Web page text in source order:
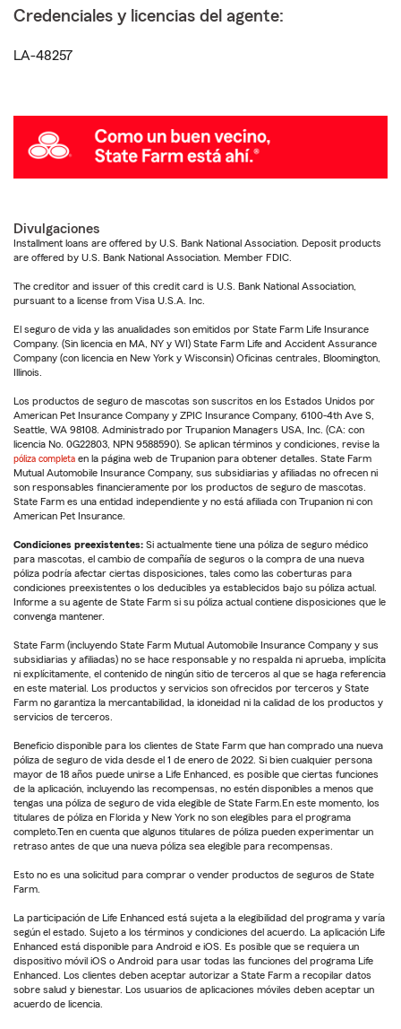
Credenciales y licencias del agente:
LA-48257
Divulgaciones
Installment loans are offered by U.S. Bank National Association. Deposit products
are offered by U.S. Bank National Association. Member FDIC.
The creditor and issuer of this credit card is U.S. Bank National Association,
pursuant to a license from Visa U.S.A. Inc.
El seguro de vida y las anualidades son emitidos por State Farm Life Insurance
Company. (Sin licencia en MA, NY y WI) State Farm Life and Accident Assurance
Company (con licencia en New York y Wisconsin) Oficinas centrales, Bloomington,
Illinois.
Los productos de seguro de mascotas son suscritos en los Estados Unidos por
American Pet Insurance Company y ZPIC Insurance Company, 6100-4th Ave S,
Seattle, WA 98108. Administrado por Trupanion Managers USA, Inc. (CA: con
licencia No. 0G22803, NPN 9588590). Se aplican términos y condiciones, revise la
póliza completa en la página web de Trupanion para obtener detalles. State Farm
Mutual Automobile Insurance Company, sus subsidiarias y afiliadas no ofrecen ni
son responsables financieramente por los productos de seguro de mascotas.
State Farm es una entidad independiente y no está afiliada con Trupanion ni con
American Pet Insurance.
Condiciones preexistentes: Si actualmente tiene una póliza de seguro médico
para mascotas, el cambio de compañía de seguros o la compra de una nueva
póliza podría afectar ciertas disposiciones, tales como las coberturas para
condiciones preexistentes o los deducibles ya establecidos bajo su póliza actual.
Informe a su agente de State Farm si su póliza actual contiene disposiciones que le
convenga mantener.
State Farm (incluyendo State Farm Mutual Automobile Insurance Company y sus
subsidiarias y afiliadas) no se hace responsable y no respalda ni aprueba, implícita
ni explícitamente, el contenido de ningún sitio de terceros al que se haga referencia
en este material. Los productos y servicios son ofrecidos por terceros y State
Farm no garantiza la mercantabilidad, la idoneidad ni la calidad de los productos y
servicios de terceros.
Beneficio disponible para los clientes de State Farm que han comprado una nueva
póliza de seguro de vida desde el 1 de enero de 2022. Si bien cualquier persona
mayor de 18 años puede unirse a Life Enhanced, es posible que ciertas funciones
de la aplicación, incluyendo las recompensas, no estén disponibles a menos que
tengas una póliza de seguro de vida elegible de State Farm.En este momento, los
titulares de póliza en Florida y New York no son elegibles para el programa
completo.Ten en cuenta que algunos titulares de póliza pueden experimentar un
retraso antes de que una nueva póliza sea elegible para recompensas.
Esto no es una solicitud para comprar o vender productos de seguros de State
Farm.
La participación de Life Enhanced está sujeta a la elegibilidad del programa y varía
según el estado. Sujeto a los términos y condiciones del acuerdo. La aplicación Life
Enhanced está disponible para Android e iOS. Es posible que se requiera un
dispositivo móvil iOS o Android para usar todas las funciones del programa Life
Enhanced. Los clientes deben aceptar autorizar a State Farm a recopilar datos
sobre salud y bienestar. Los usuarios de aplicaciones móviles deben aceptar un
acuerdo de licencia.